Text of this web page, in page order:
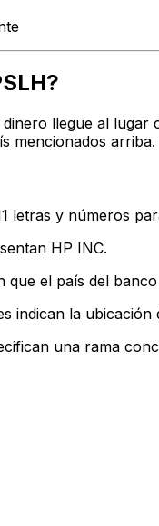
llegue al
mencionados
letras y números
HP INC.
que el país del
indican la
una rama